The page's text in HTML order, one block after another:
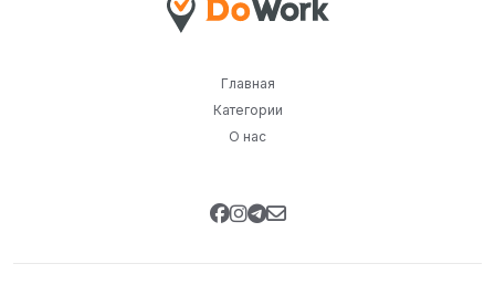
Главная
Категории
О нас